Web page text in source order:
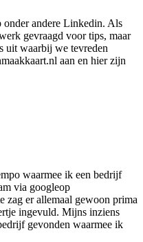
andere Linkedin. Als
gevraagd voor tips, maar
uit waarbij we tevreden
aan en hier zijn
waarmee ik een bedrijf
via googleop
zag er allemaal gewoon prima
ingevuld. Mijns inziens
gevonden waarmee ik